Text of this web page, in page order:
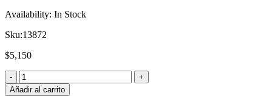
Availability: In Stock
Sku:13872
$5,150
Añadir al carrito